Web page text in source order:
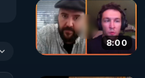
8:00